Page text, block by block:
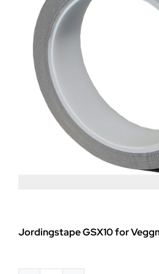
Jordingstape GSX10 for